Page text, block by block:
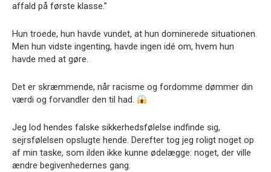
affald på første klasse.”
Hun troede, hun havde vundet, at hun dominerede situationen.
Men hun vidste ingenting, havde ingen idé om, hvem hun
havde med at gøre.
Det er skræmmende, når racisme og fordomme dømmer din
værdi og forvandler den til had.
Jeg lod hendes falske sikkerhedsfølelse indfinde sig,
sejrsfølelsen opslugte hende. Derefter tog jeg roligt noget op
af min taske, som ilden ikke kunne ødelægge: noget, der ville
ændre begivenhedernes gang.